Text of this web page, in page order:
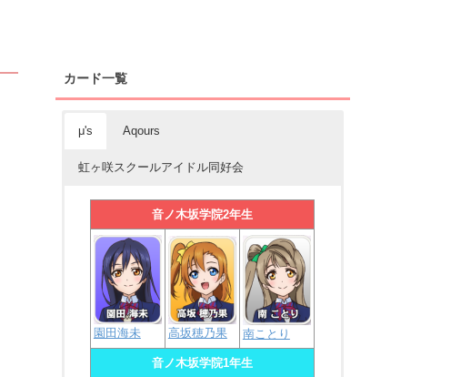
カード一覧
μ's Aqours
虹ヶ咲スクールアイドル同好会
音ノ木坂学院2年生
園田海未 高坂穂乃果 南ことり
音ノ木坂学院1年生